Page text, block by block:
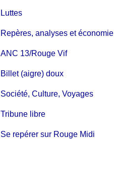
Luttes
Repères, analyses et économie
ANC 13/Rouge Vif
Billet (aigre) doux
Société, Culture, Voyages
Tribune libre
Se repérer sur Rouge Midi